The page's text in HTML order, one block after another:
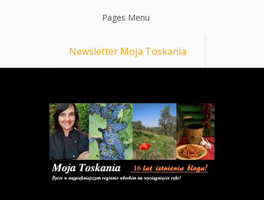
Pages Menu
Newsletter Moja Toskania